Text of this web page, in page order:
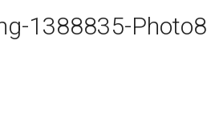
1388835-Photo8